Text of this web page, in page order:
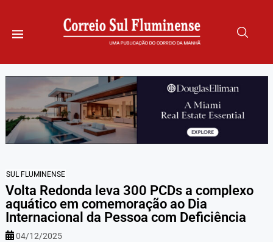
SUL FLUMINENSE
Volta Redonda leva 300 PCDs a complexo
aquático em comemoração ao Dia
Internacional da Pessoa com Deficiência
04/12/2025